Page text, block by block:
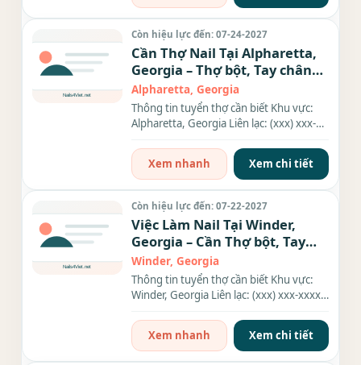
Còn hiệu lực đến: 07-24-2027
Cần Thợ Nail Tại Alpharetta,
Georgia – Thợ bột, Tay chân
nước, Gel
Alpharetta, Georgia
Thông tin tuyển thợ cần biết Khu vực:
Alpharetta, Georgia Liên lạc: (xxx) xxx-
Xem nhanh
Xem chi tiết
Còn hiệu lực đến: 07-22-2027
Việc Làm Nail Tại Winder,
Georgia – Cần Thợ bột, Tay
chân nước
Winder, Georgia
Thông tin tuyển thợ cần biết Khu vực:
Winder, Georgia Liên lạc: (xxx) xxx-xxxx
Xem nhanh
Xem chi tiết